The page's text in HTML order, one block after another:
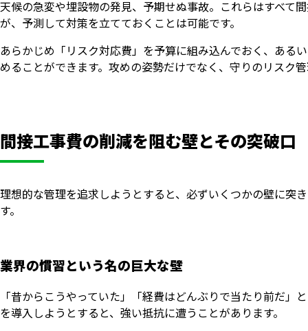
天候の急変や埋設物の発見、予期せぬ事故。これらはすべて
が、予測して対策を立てておくことは可能です。
あらかじめ「リスク対応費」を予算に組み込んでおく、ある
めることができます。攻めの姿勢だけでなく、守りのリスク
間接工事費の削減を阻む壁とその突破口
理想的な管理を追求しようとすると、必ずいくつかの壁に突
す。
業界の慣習という名の巨大な壁
「昔からこうやっていた」「経費はどんぶりで当たり前だ
を導入しようとすると、強い抵抗に遭うことがあります。